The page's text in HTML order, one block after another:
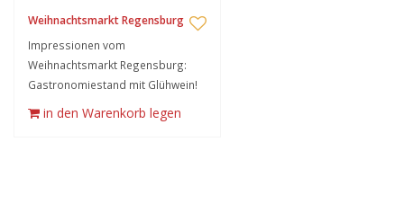
Weihnachtsmarkt Regensburg
Impressionen vom
Weihnachtsmarkt Regensburg:
Gastronomiestand mit Glühwein!
in den Warenkorb legen